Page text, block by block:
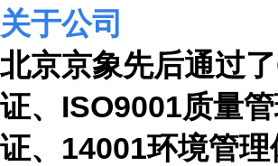
关于公司
北京京象先后通过了
证、 ISO9001质量
证、 14001环境管理